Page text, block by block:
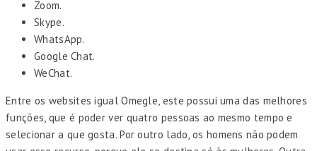
Zoom.
Skype.
WhatsApp.
Google Chat.
WeChat.
Entre os websites igual Omegle, este possui uma das melhores
funções, que é poder ver quatro pessoas ao mesmo tempo e
selecionar a que gosta. Por outro lado, os homens não podem